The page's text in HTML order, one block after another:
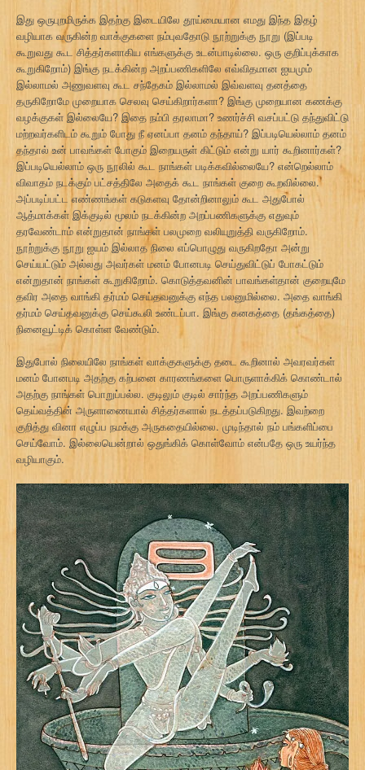
இது ஒருபுறமிருக்க இதற்கு இடையிலே தூய்மையான எமது இந்த இதழ்
வழியாக வருகின்ற வாக்குகளை நம்புவதோடு நூற்றுக்கு நூறு (இப்படி
கூறுவது கூட சித்தர்களாகிய எங்களுக்கு உடன்பாடில்லை. ஒரு குறிப்புக்காக
கூறுகிறோம்) இங்கு நடக்கின்ற அறப்பணிகளிலே எவ்விதமான ஐயமும்
இல்லாமல் அணுவளவு கூட சந்தேகம் இல்லாமல் இவ்வளவு தனத்தை
தருகிறோமே முறையாக செலவு செய்கிறார்களா? இங்கு முறையான கணக்கு
வழக்குகள் இல்லையே? இதை நம்பி தரலாமா? உணர்ச்சி வசப்பட்டு தந்துவிட்டு
மற்றவர்களிடம் கூறும் போது நீ ஏனப்பா தனம் தந்தாய்? இப்படியெல்லாம் தனம்
தந்தால் உன் பாவங்கள் போகும் இறையருள் கிட்டும் என்று யார் கூறினார்கள்?
இப்படியெல்லாம் ஒரு நூலில் கூட நாங்கள் படிக்கவில்லையே? என்றெல்லாம்
விவாதம் நடக்கும் பட்சத்திலே அதைக் கூட நாங்கள் குறை கூறவில்லை.
அப்படிப்பட்ட எண்ணங்கள் கடுகளவு தோன்றினாலும் கூட அதுபோல்
ஆத்மாக்கள் இக்குடில் மூலம் நடக்கின்ற அறப்பணிகளுக்கு எதுவும்
தரவேண்டாம் என்றுதான் நாங்கள் பலமுறை வலியுறுத்தி வருகிறோம்.
நூற்றுக்கு நூறு ஐயம் இல்லாத நிலை எப்பொழுது வருகிறதோ அன்று
செய்யட்டும் அல்லது அவர்கள் மனம் போனபடி செய்துவிட்டுப் போகட்டும்
என்றுதான் நாங்கள் கூறுகிறோம். கொடுத்தவனின் பாவங்கள்தான் குறையுமே
தவிர அதை வாங்கி தர்மம் செய்தவனுக்கு எந்த பலனுமில்லை. அதை வாங்கி
தர்மம் செய்தவனுக்கு செய்கூலி உண்டப்பா. இங்கு கனகத்தை (தங்கத்தை)
நினைவூட்டிக் கொள்ள வேண்டும்.
இதுபோல் நிலையிலே நாங்கள் வாக்குகளுக்கு தடை கூறினால் அவரவர்கள்
மனம் போனபடி அதற்கு கற்பனை காரணங்களை பொருளாக்கிக் கொண்டால்
அதற்கு நாங்கள் பொறுப்பல்ல. குடிலும் குடில் சார்ந்த அறப்பணிகளும்
தெய்வத்தின் அருளாணையால் சித்தர்களால் நடத்தப்படுகிறது. இவற்றை
குறித்து வினா எழுப்ப நமக்கு அருகதையில்லை. முடிந்தால் நம் பங்களிப்பை
செய்வோம். இல்லையென்றால் ஒதுங்கிக் கொள்வோம் என்பதே ஒரு உயர்ந்த
வழியாகும்.